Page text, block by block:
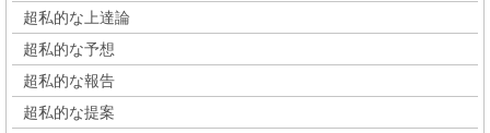
超私的な上達論
超私的な予想
超私的な報告
超私的な提案